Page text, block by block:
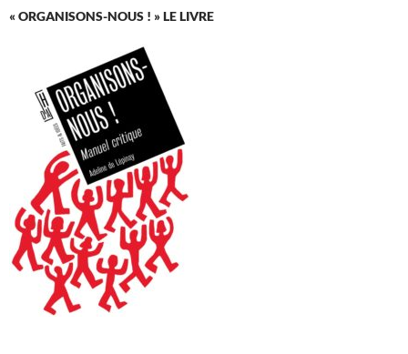
« ORGANISONS-NOUS ! » LE LIVRE